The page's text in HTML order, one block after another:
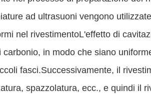
ad ultrasuoni vengono
nel rivestimentoL'effetto di
in modo che siano
fasci.Successivamente, il
spazzolatura, ecc., e quindi il